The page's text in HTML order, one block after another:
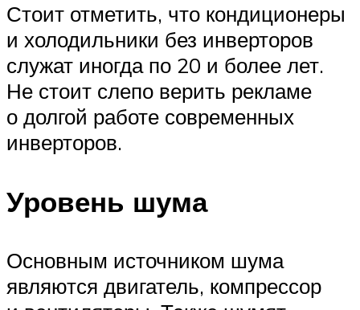
Стоит отметить, что кондиционеры
и холодильники без инверторов
служат иногда по 20 и более лет.
Не стоит слепо верить рекламе
о долгой работе современных
инверторов.
Уровень шума
Основным источником шума
являются двигатель, компрессор